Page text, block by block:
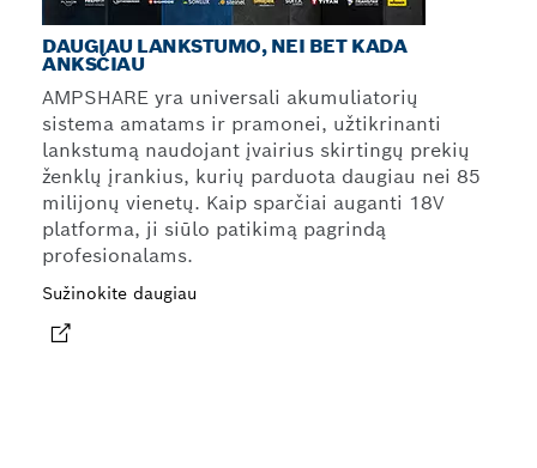
DAUGIAU LANKSTUMO, NEI BET KADA
ANKSČIAU
AMPSHARE yra universali akumuliatorių
sistema amatams ir pramonei, užtikrinanti
lankstumą naudojant įvairius skirtingų prekių
ženklų įrankius, kurių parduota daugiau nei 85
milijonų vienetų. Kaip sparčiai auganti 18V
platforma, ji siūlo patikimą pagrindą
profesionalams.
Sužinokite daugiau